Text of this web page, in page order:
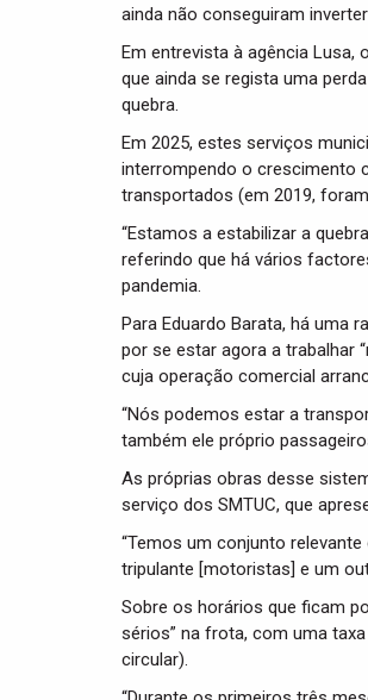
ainda não conseguiram
Em entrevista à agência Lusa,
que ainda se regista uma
quebra.
Em 2025, estes serviços
interrompendo o crescimento
transportados (em 2019,
“Estamos a estabilizar a
referindo que há vários
pandemia.
Para Eduardo Barata, há uma
por se estar agora a trabalhar
cuja operação comercial
“Nós podemos estar a
também ele próprio
As próprias obras desse
serviço dos SMTUC, que
“Temos um conjunto
tripulante [motoristas] e um
Sobre os horários que ficam
sérios” na frota, com uma
circular).